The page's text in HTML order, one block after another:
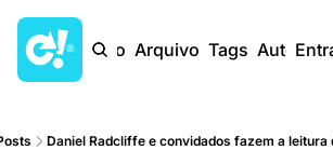
Início Arquivo Tags Autores
Daniel Radcliffe e convidados fazem a